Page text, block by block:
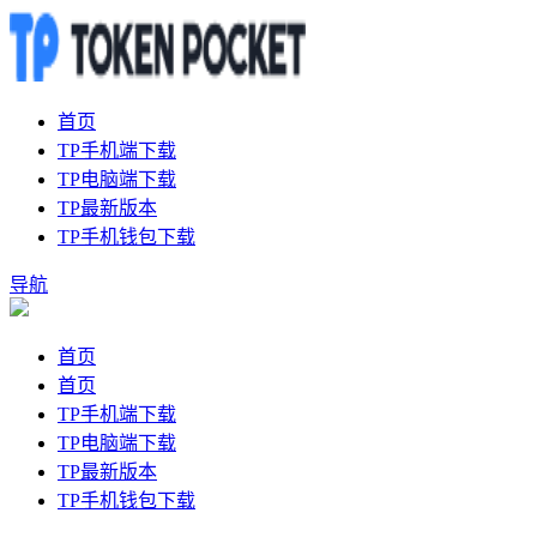
首页
TP手机端下载
TP电脑端下载
TP最新版本
TP手机钱包下载
导航
首页
首页
TP手机端下载
TP电脑端下载
TP最新版本
TP手机钱包下载